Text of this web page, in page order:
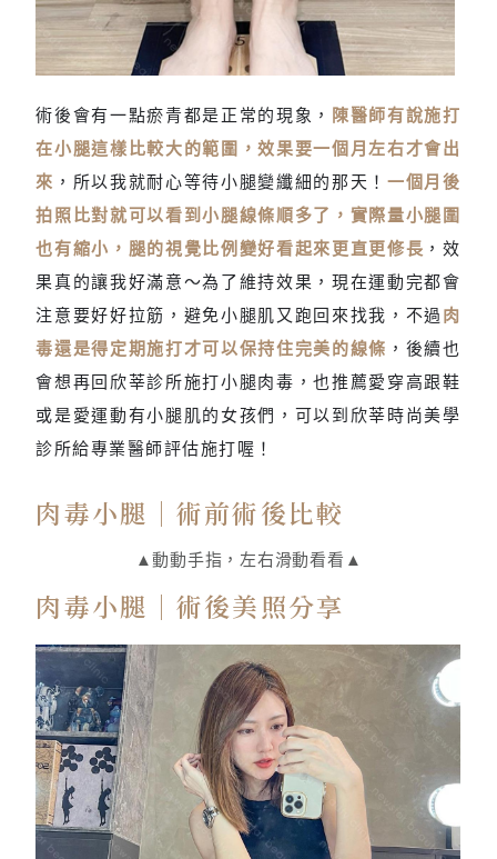
術後小腿纖細
術後會有一點瘀青都是正常的現象， 陳醫師有說施打
在小腿這樣比較大的範圍，效果要一個月左右才會出
來 ，所以我就耐心等待小腿變纖細的那天！一個月後
拍照比對就可以看到小腿線條順多了，實際量小腿圍
也有縮小，腿的視覺比例變好看起來更直更修長 ，效
果真的讓我好滿意～為了維持效果，現在運動完都會
注意要好好拉筋，避免小腿肌又跑回來找我，不過 肉
毒還是得定期施打才可以保持住完美的線條 ，後續也
會想再回欣莘診所施打小腿肉毒，也推薦愛穿高跟鞋
或是愛運動有小腿肌的女孩們，可以到欣莘時尚美學
診所給專業醫師評估施打喔！
肉毒小腿｜術前術後比較
▲動動手指，左右滑動看看▲
肉毒小腿｜術後美照分享